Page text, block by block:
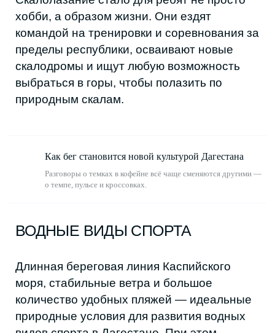
Как бег становится новой культурой Дагестана
Разговоры о темках в кофейне всё чаще сменяются другими —
о темпе, пульсе и кроссовках.
Из личных архивов Абдуллы ©